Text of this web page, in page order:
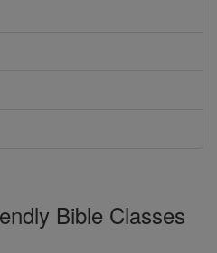
Bible Classes